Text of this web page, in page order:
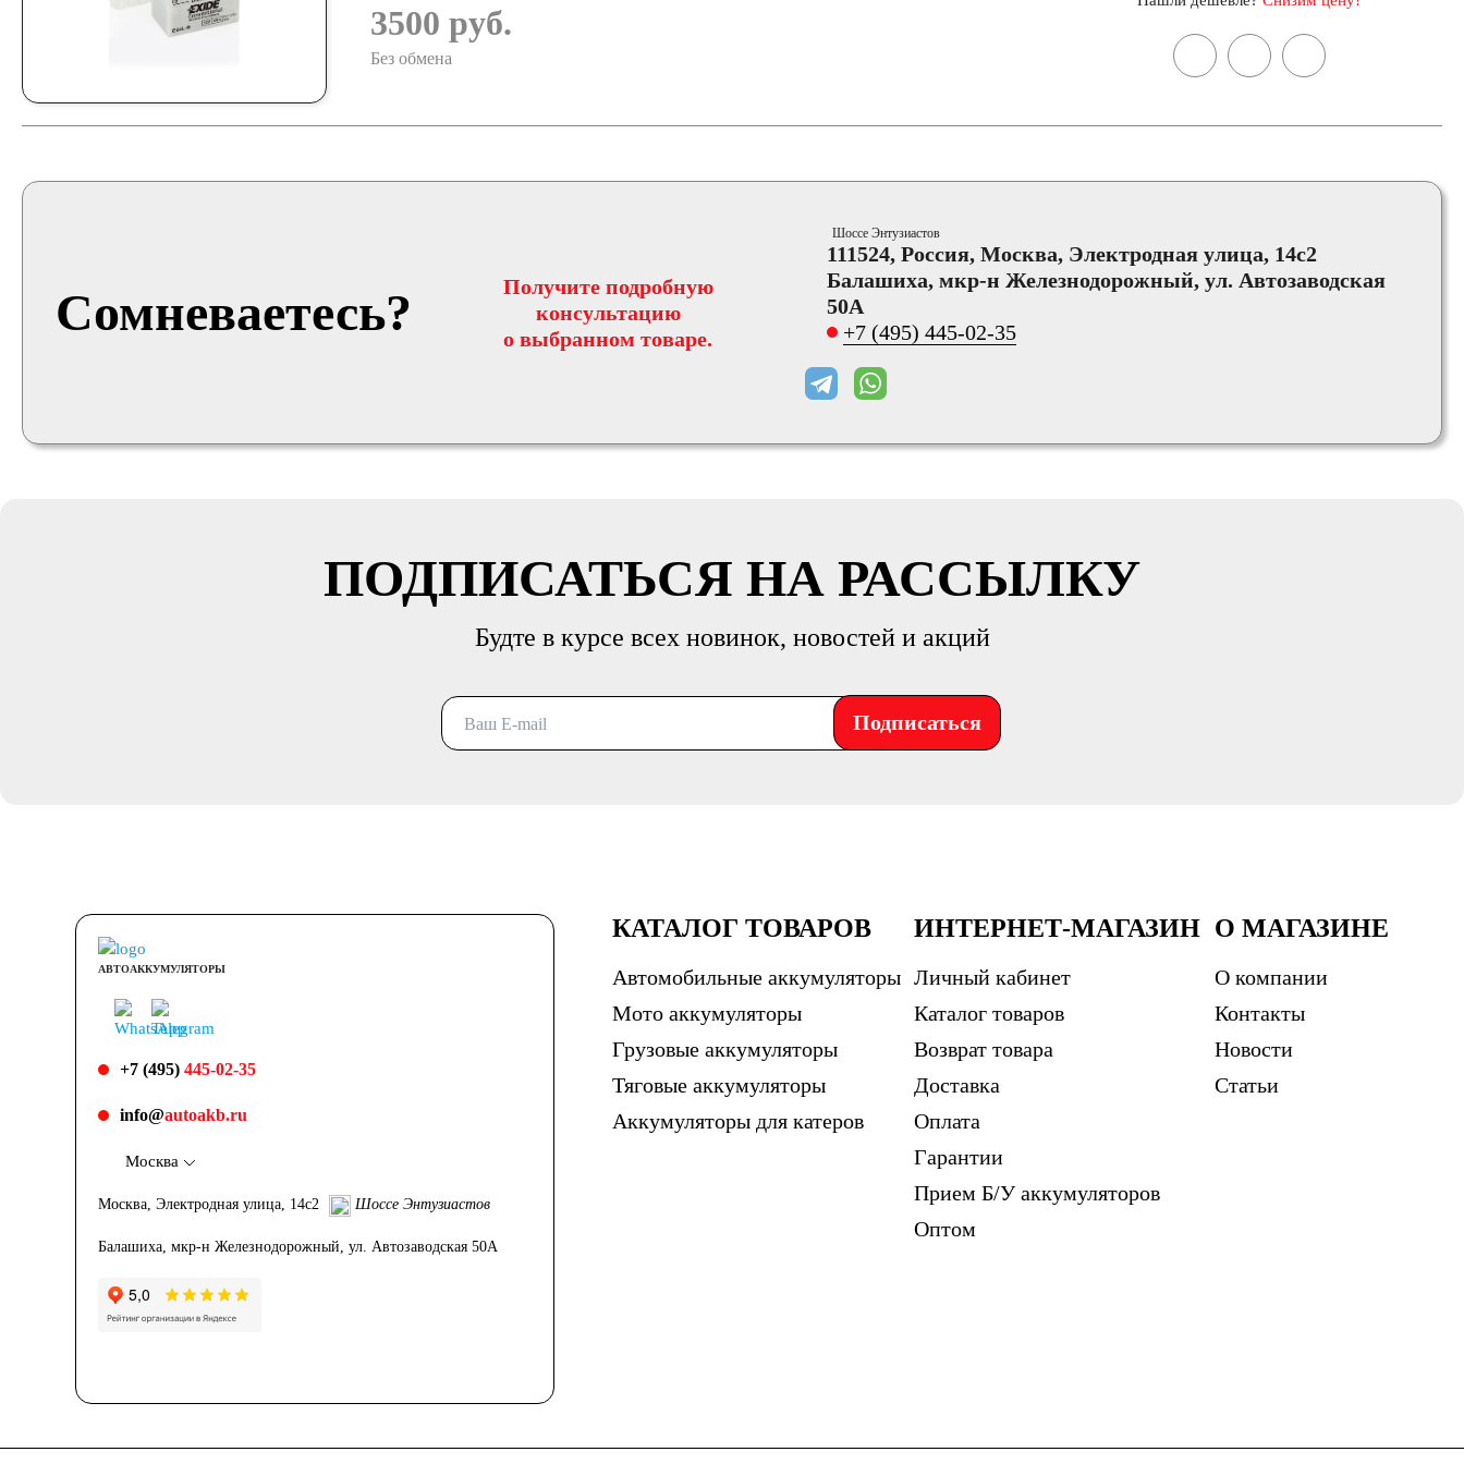
3500 руб.
Без обмена
Сомневаетесь?
Получите подробную
консультацию
о выбранном товаре.
Шоссе Энтузиастов
111524, Россия, Москва, Электродная улица, 14с2
Балашиха, мкр-н Железнодорожный, ул. Автозаводская
50А
+7 (495) 445-02-35
ПОДПИСАТЬСЯ НА РАССЫЛКУ
Будте в курсе всех новинок, новостей и акций
Подписаться
АВТОАККУМУЛЯТОРЫ
+7 (495) 445-02-35
info@autoakb.ru
Москва
Москва, Электродная улица, 14с2 Шоссе Энтузиастов
Балашиха, мкр-н Железнодорожный, ул. Автозаводская 50А
КАТАЛОГ ТОВАРОВ
Автомобильные аккумуляторы
Мото аккумуляторы
Грузовые аккумуляторы
Тяговые аккумуляторы
Аккумуляторы для катеров
ИНТЕРНЕТ-МАГАЗИН
Личный кабинет
Каталог товаров
Возврат товара
Доставка
Оплата
Гарантии
Прием Б/У аккумуляторов
Оптом
О МАГАЗИНЕ
О компании
Контакты
Новости
Статьи